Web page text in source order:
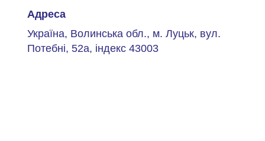
Адреса
Україна, Волинська обл., м. Луцьк, вул.
Потебні, 52а, індекс 43003